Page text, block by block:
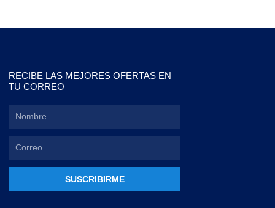
RECIBE LAS MEJORES OFERTAS EN
TU CORREO
SUSCRIBIRME